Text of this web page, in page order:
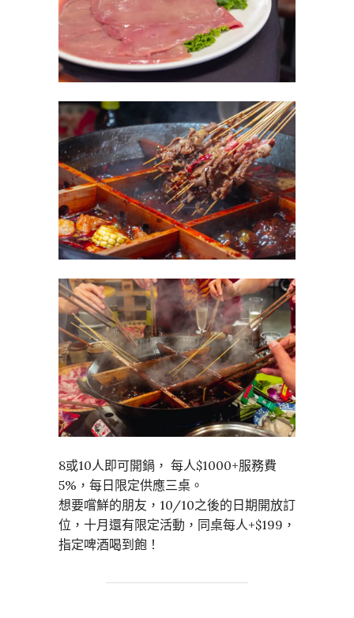
8或10人即可開鍋， 每人$1000+服務費
5%，每日限定供應三桌。
想要嚐鮮的朋友，10/10之後的日期開放訂
位，十月還有限定活動，同桌每人+$199，
指定啤酒喝到飽！